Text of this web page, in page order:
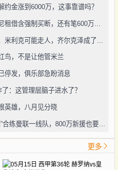
金涨到6000万，这事靠谱吗？
鸟，不是让他管米兰
停发，俱乐部急盼消息
：这管理层脑子进水了？
英雄，八月见分晓
卡里克亲自点将！15岁“小梅西”合练曼联一线队，800万新援也要露脸
更多